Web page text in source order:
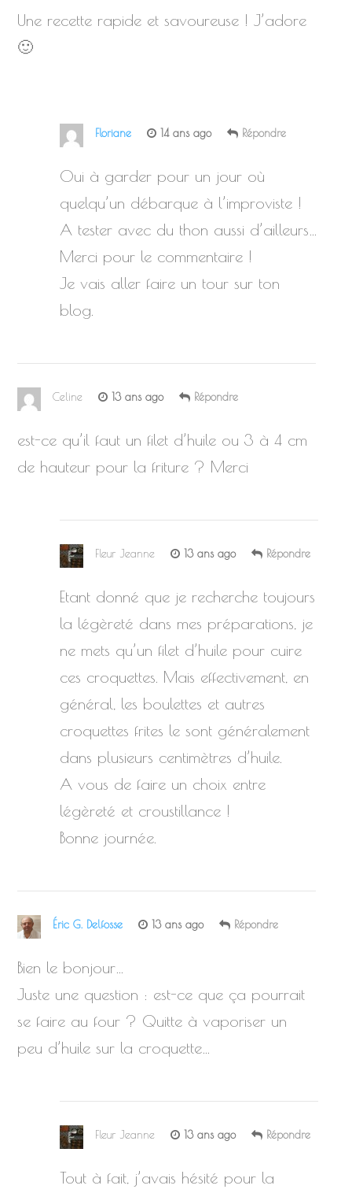
Une recette rapide et savoureuse ! J’adore
🙂
Floriane 14 ans ago Répondre
Oui à garder pour un jour où
quelqu’un débarque à l’improviste !
A tester avec du thon aussi d’ailleurs…
Merci pour le commentaire !
Je vais aller faire un tour sur ton
blog.
Celine 13 ans ago Répondre
est-ce qu’il faut un filet d’huile ou 3 à 4 cm
de hauteur pour la friture ? Merci
Fleur Jeanne 13 ans ago Répondre
Etant donné que je recherche toujours
la légèreté dans mes préparations, je
ne mets qu’un filet d’huile pour cuire
ces croquettes. Mais effectivement, en
général, les boulettes et autres
croquettes frites le sont généralement
dans plusieurs centimètres d’huile.
A vous de faire un choix entre
légèreté et croustillance !
Bonne journée.
Éric G. Delfosse 13 ans ago Répondre
Bien le bonjour…
Juste une question : est-ce que ça pourrait
se faire au four ? Quitte à vaporiser un
peu d’huile sur la croquette…
Fleur Jeanne 13 ans ago Répondre
Tout à fait, j’avais hésité pour la